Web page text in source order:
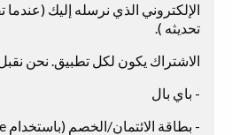
الإلكتروني الذي نرسله إليك
تحديثه ).
الاشتراك يكون لكل تطبيق. نحن نقبل
- باي بال
- بطاقة الائتمان/الخصم (باستخدام Stripe أو Paypal)